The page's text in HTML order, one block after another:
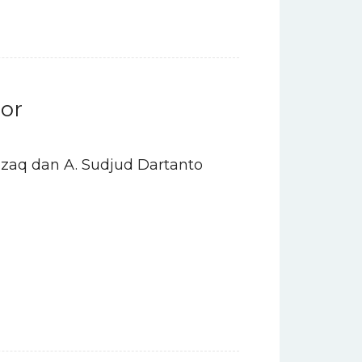
dan A. Sudjud Dartanto